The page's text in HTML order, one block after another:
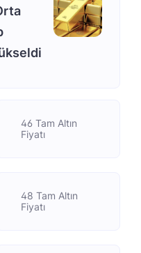
46 Tam Altın
Fiyatı
48 Tam Altın
Fiyatı